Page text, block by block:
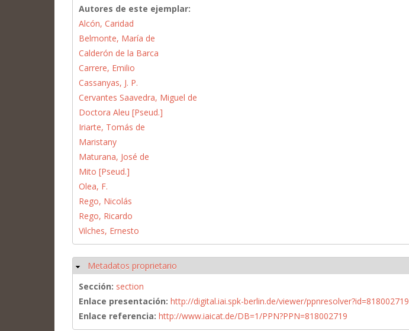
Autores de este ejemplar:
Alcón, Caridad
Belmonte, María de
Calderón de la Barca
Carrere, Emilio
Cassanyas, J. P.
Cervantes Saavedra, Miguel de
Doctora Aleu [Pseud.]
Iriarte, Tomás de
Maristany
Maturana, José de
Mito [Pseud.]
Olea, F.
Rego, Nicolás
Rego, Ricardo
Vilches, Ernesto
Ocultar
Metadatos proprietario
Sección: section
Enlace presentación: http://digital.iai.spk-berlin.de/viewer/ppnresolver?id=818002719
Enlace referencia: http://www.iaicat.de/DB=1/PPN?PPN=818002719